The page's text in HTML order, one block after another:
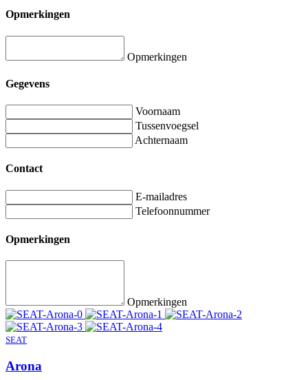
Opmerkingen
Opmerkingen
Gegevens
Voornaam
Tussenvoegsel
Achternaam
Contact
E-mailadres
Telefoonnummer
Opmerkingen
Opmerkingen
SEAT
Arona